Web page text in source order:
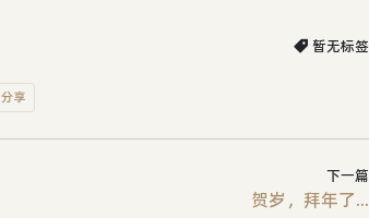
暂无标签
分享
下一篇
贺岁，拜年了...